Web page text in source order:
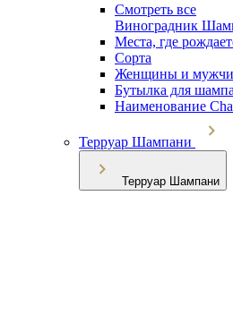
Смотреть все
Виноградник
Места, где
Сорта
Женщины и
Бутылка для
Наименование
Терруар Шампани
Терруар Шампани